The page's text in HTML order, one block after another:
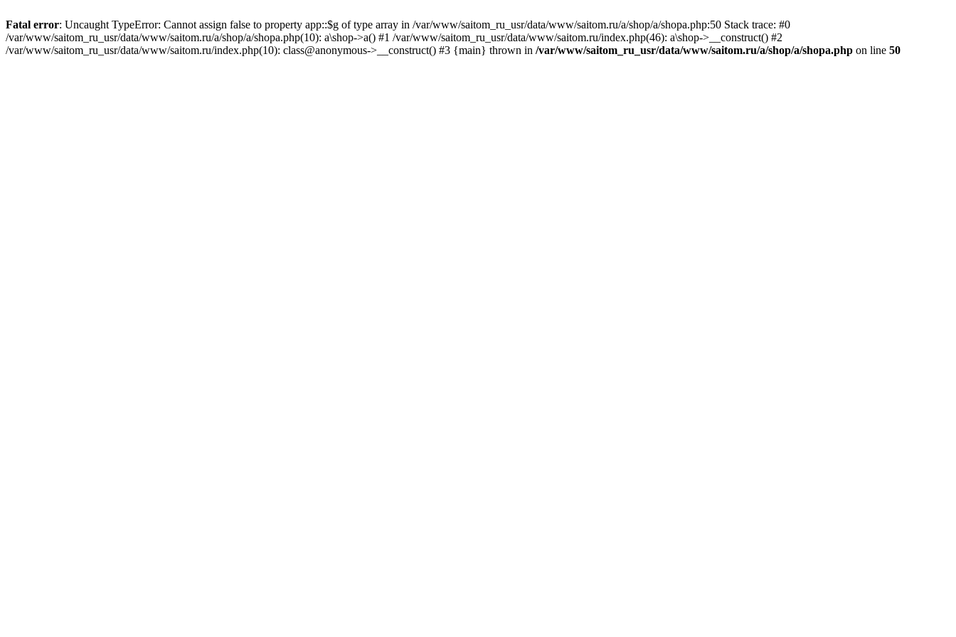
Fatal error: Uncaught TypeError: Cannot assign false to property app::$g of type array in /var/www/saitom_ru_usr/data/www/saitom.ru/a/shop/a/shopa.php:50 Stack trace: #0
/var/www/saitom_ru_usr/data/www/saitom.ru/a/shop/a/shopa.php(10): a\shop->a() #1 /var/www/saitom_ru_usr/data/www/saitom.ru/index.php(46): a\shop->__construct() #2
/var/www/saitom_ru_usr/data/www/saitom.ru/index.php(10): class@anonymous->__construct() #3 {main} thrown in /var/www/saitom_ru_usr/data/www/saitom.ru/a/shop/a/shopa.php on line 50